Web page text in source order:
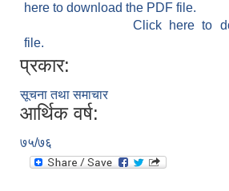
here to download the PDF file.
Click here to
file.
प्रकार:
सूचना तथा समाचार
आर्थिक वर्ष:
७५/७६